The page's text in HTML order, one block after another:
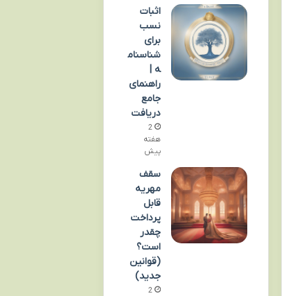
اثبات
نسب
برای
شناسنام
ه |
راهنمای
جامع
دریافت
2
هفته
پیش
سقف
مهریه
قابل
پرداخت
چقدر
است؟
(قوانین
جدید)
2